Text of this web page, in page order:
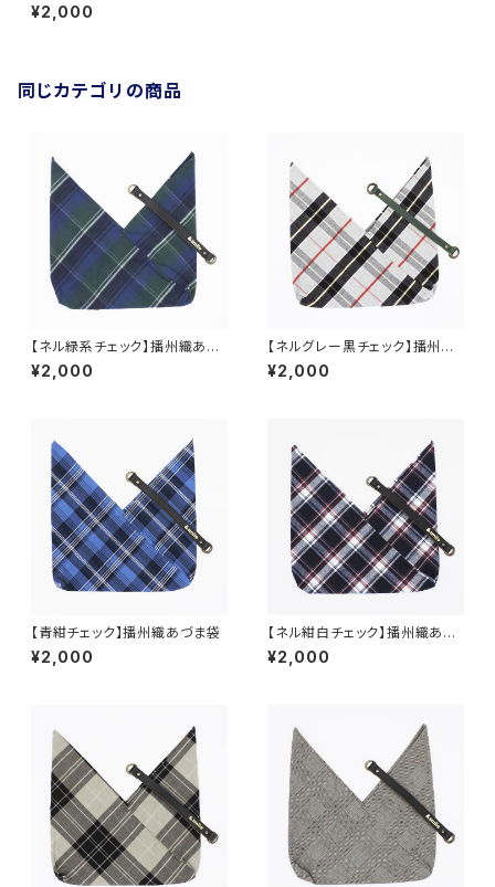
¥2,000
同じカテゴリの商品
【ネル緑系チェック】播州織あづ
ま袋
¥2,000
【ネルグレー黒チェック】播州織
あづま袋
¥2,000
【青紺チェック】播州織あづま袋
¥2,000
【ネル紺白チェック】播州織あづ
ま袋
¥2,000